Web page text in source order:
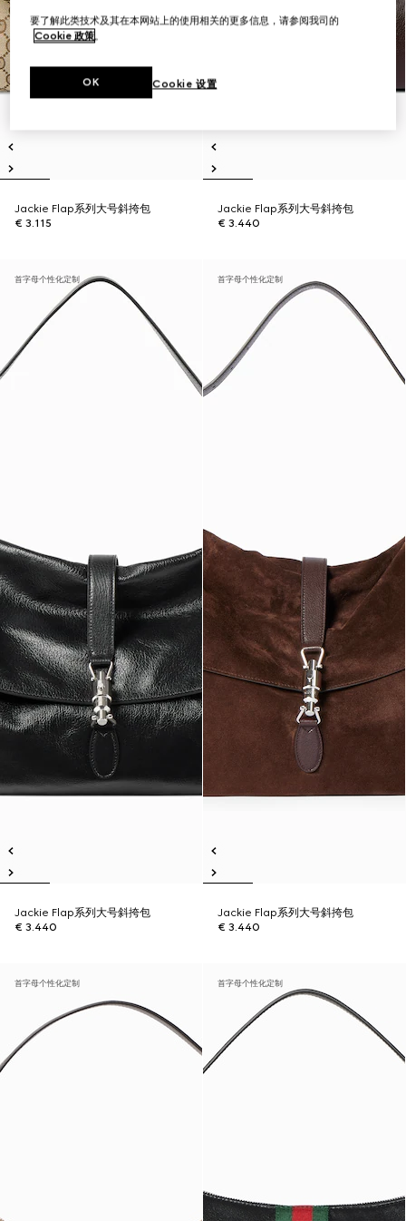
Jackie Flap系列大号斜挎包
€ 3.115
Jackie Flap系列大号斜挎包
€ 3.440
首字母个性化定制
Jackie Flap系列大号斜挎包
€ 3.440
首字母个性化定制
Jackie Flap系列大号斜挎包
€ 3.440
首字母个性化定制 首字母个性化定制
要了解此类技术及其在本网站上的使用相关的更多信息，请参阅我司的
Cookie 政策。
Cookie 设置
OK